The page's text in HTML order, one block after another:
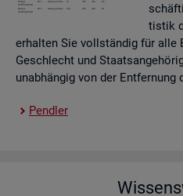
tis­tik
er­hal­ten Sie voll­stän­dig für alle
Ge­schlecht und
un­ab­hän­gig von der Ent­fer­nung
Pend­ler